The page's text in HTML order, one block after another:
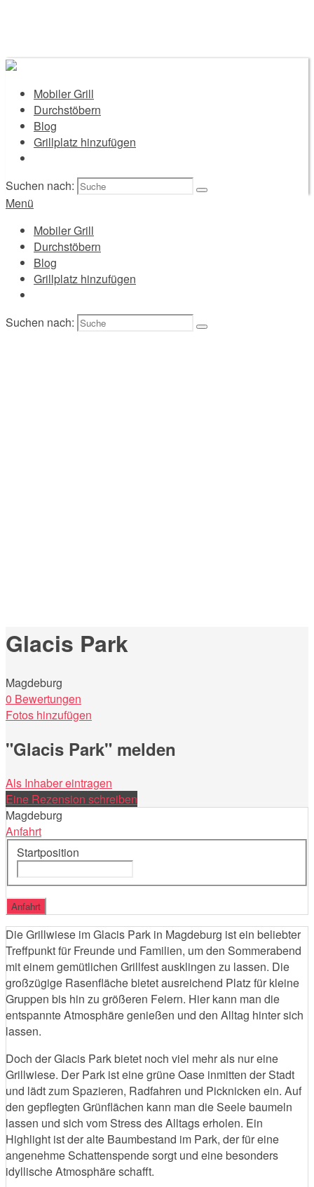
Mobiler Grill
Durchstöbern
Blog
Grillplatz hinzufügen
Suchen nach:
Menü
Mobiler Grill
Durchstöbern
Blog
Grillplatz hinzufügen
Suchen nach:
Glacis Park
Magdeburg
0 Bewertungen
Fotos hinzufügen
"Glacis Park" melden
Als Inhaber eintragen
Eine Rezension schreiben
Magdeburg
Anfahrt
Startposition
Die Grillwiese im Glacis Park in Magdeburg ist ein beliebter
Treffpunkt für Freunde und Familien, um den Sommerabend
mit einem gemütlichen Grillfest ausklingen zu lassen. Die
großzügige Rasenfläche bietet ausreichend Platz für kleine
Gruppen bis hin zu größeren Feiern. Hier kann man die
entspannte Atmosphäre genießen und den Alltag hinter sich
lassen.
Doch der Glacis Park bietet noch viel mehr als nur eine
Grillwiese. Der Park ist eine grüne Oase inmitten der Stadt
und lädt zum Spazieren, Radfahren und Picknicken ein. Auf
den gepflegten Grünflächen kann man die Seele baumeln
lassen und sich vom Stress des Alltags erholen. Ein
Highlight ist der alte Baumbestand im Park, der für eine
angenehme Schattenspende sorgt und eine besonders
idyllische Atmosphäre schafft.